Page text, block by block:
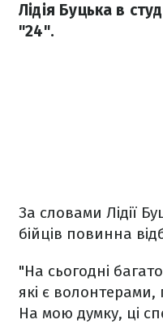
Лідія Буцька в
"24".
За словами Лідії
бійців повинна
"На сьогодні
які є
На мою думку, ці